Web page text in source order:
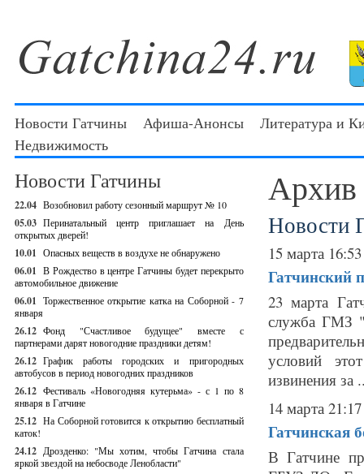
Новости Гатчины Афиша-Анонсы
Литература и
Недвижимость
Новости Гатчины
22.04 Возобновил работу сезонный маршрут № 10
05.03 Перинатальный центр приглашает на День
открытых дверей!
10.01 Опасных веществ в воздухе не обнаружено
06.01 В Рождество в центре Гатчины будет перекрыто
автомобильное движение
06.01 Торжественное открытие катка на Соборной - 7
января
26.12 Фонд "Счастливое будущее" вместе с
партнерами дарят новогодние праздники детям!
26.12 График работы городских и пригородных
автобусов в период новогодних праздников
26.12 Фестиваль «Новогодняя кутерьма» - с 1 по 8
января в Гатчине
25.12 На Соборной готовится к открытию бесплатный
каток!
24.12 Дрозденко: "Мы хотим, чтобы Гатчина стала
яркой звездой на небосводе Ленобласти"
Архив
Новости
15 марта 16:53
Гатчинский
23 марта
служба ГМЗ
условий
извинения за
14 марта 21:17
Гатчинская
В Гатчине